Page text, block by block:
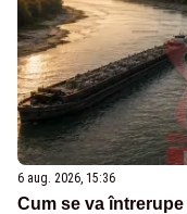
6 aug. 2026, 15:36
Cum se va